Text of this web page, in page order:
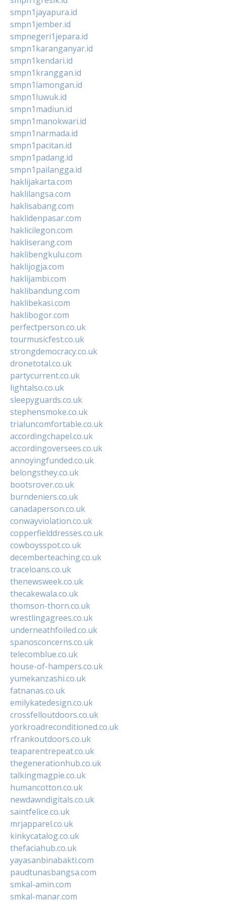
smpn1jayapura.id
smpn1jember.id
smpnegeri1jepara.id
smpn1karanganyar.id
smpn1kendari.id
smpn1kranggan.id
smpn1lamongan.id
smpn1luwuk.id
smpn1madiun.id
smpn1manokwari.id
smpn1narmada.id
smpn1pacitan.id
smpn1padang.id
smpn1pailangga.id
haklijakarta.com
haklilangsa.com
haklisabang.com
haklidenpasar.com
haklicilegon.com
hakliserang.com
haklibengkulu.com
haklijogja.com
haklijambi.com
haklibandung.com
haklibekasi.com
haklibogor.com
perfectperson.co.uk
tourmusicfest.co.uk
strongdemocracy.co.uk
dronetotal.co.uk
partycurrent.co.uk
lightalso.co.uk
sleepyguards.co.uk
stephensmoke.co.uk
trialuncomfortable.co.uk
accordingchapel.co.uk
accordingoversees.co.uk
annoyingfunded.co.uk
belongsthey.co.uk
bootsrover.co.uk
burndeniers.co.uk
canadaperson.co.uk
conwayviolation.co.uk
copperfielddresses.co.uk
cowboysspot.co.uk
decemberteaching.co.uk
traceloans.co.uk
thenewsweek.co.uk
thecakewala.co.uk
thomson-thorn.co.uk
wrestlingagrees.co.uk
underneathfoiled.co.uk
spanosconcerns.co.uk
telecomblue.co.uk
house-of-hampers.co.uk
yumekanzashi.co.uk
fatnanas.co.uk
emilykatedesign.co.uk
crossfelloutdoors.co.uk
yorkroadreconditioned.co.uk
rfrankoutdoors.co.uk
teaparentrepeat.co.uk
thegenerationhub.co.uk
talkingmagpie.co.uk
humancotton.co.uk
newdawndigitals.co.uk
saintfelice.co.uk
mrjapparel.co.uk
kinkycatalog.co.uk
thefaciahub.co.uk
yayasanbinabakti.com
paudtunasbangsa.com
smkal-amin.com
smkal-manar.com